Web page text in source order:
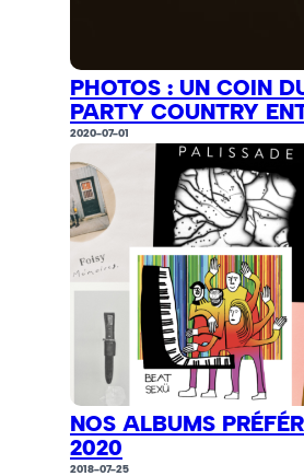
PHOTOS : UN COIN
PARTY COUNTRY
2020-07-01
NOS ALBUMS
2020
2018-07-25